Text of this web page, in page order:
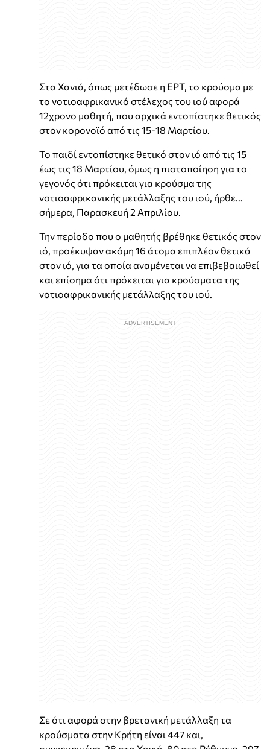
Στα Χανιά, όπως μετέδωσε η ΕΡΤ, το κρούσμα με
το νοτιοαφρικανικό στέλεχος του ιού αφορά
12χρονο μαθητή, που αρχικά εντοπίστηκε θετικός
στον κορονοϊό από τις 15-18 Μαρτίου.
Το παιδί εντοπίστηκε θετικό στον ιό από τις 15
έως τις 18 Μαρτίου, όμως η πιστοποίηση για το
γεγονός ότι πρόκειται για κρούσμα της
νοτιοαφρικανικής μετάλλαξης του ιού, ήρθε...
σήμερα, Παρασκευή 2 Απριλίου.
Την περίοδο που ο μαθητής βρέθηκε θετικός στον
ιό, προέκυψαν ακόμη 16 άτομα επιπλέον θετικά
στον ιό, για τα οποία αναμένεται να επιβεβαιωθεί
και επίσημα ότι πρόκειται για κρούσματα της
νοτιοαφρικανικής μετάλλαξης του ιού.
Σε ότι αφορά στην βρετανική μετάλλαξη τα
κρούσματα στην Κρήτη είναι 447 και,